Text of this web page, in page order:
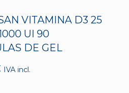
VITAMINA D3 25
UI 90
DE GEL
IVA incl.